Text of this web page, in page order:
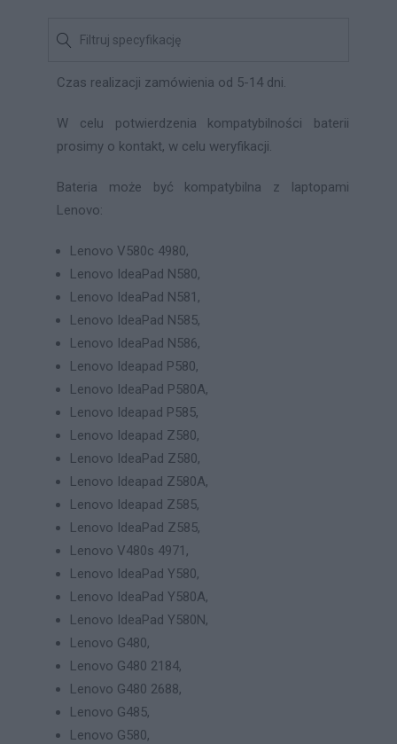
Czas realizacji zamówienia od 5-14 dni.
W celu potwierdzenia kompatybilności baterii
prosimy o kontakt, w celu weryfikacji.
Bateria może być kompatybilna z laptopami
Lenovo:
Lenovo V580c 4980,
Lenovo IdeaPad N580,
Lenovo IdeaPad N581,
Lenovo IdeaPad N585,
Lenovo IdeaPad N586,
Lenovo Ideapad P580,
Lenovo IdeaPad P580A,
Lenovo Ideapad P585,
Lenovo Ideapad Z580,
Lenovo IdeaPad Z580,
Lenovo Ideapad Z580A,
Lenovo Ideapad Z585,
Lenovo IdeaPad Z585,
Lenovo V480s 4971,
Lenovo IdeaPad Y580,
Lenovo IdeaPad Y580A,
Lenovo IdeaPad Y580N,
Lenovo G480,
Lenovo G480 2184,
Lenovo G480 2688,
Lenovo G485,
Lenovo G580,